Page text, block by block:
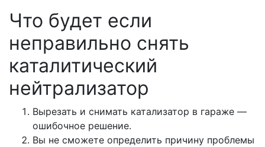
Что будет если
неправильно снять
каталитический
нейтрализатор
Вырезать и снимать катализатор в гараже —
ошибочное решение.
Вы не сможете определить причину проблемы